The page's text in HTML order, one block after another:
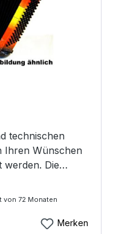
technischen
Ihren Wünschen
Die
und -
in der
Angebot nach
von 72 Monaten
Merken